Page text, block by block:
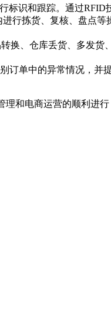
标识和跟踪。通过
行拣货、复核、盘点
换、仓库丢货、多发
订单中的异常情况，
和电商运营的顺利